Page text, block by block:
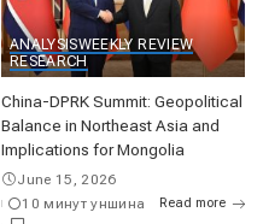
ANALYSISWEEKLY REVIEW
RESEARCH
China-DPRK Summit: Geopolitical
Balance in Northeast Asia and
Implications for Mongolia
June 15, 2026
10 минут уншина
Read more